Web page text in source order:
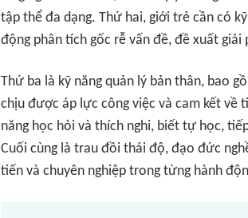
tập thể đa dạng. Thứ hai, giới trẻ cần có
động phân tích gốc rễ vấn đề, đề xuất
Thứ ba là kỹ năng quản lý bản thân, bao
chịu được áp lực công việc và cam kết về
năng học hỏi và thích nghi, biết tự học,
Cuối cùng là trau đồi thái độ, đạo đức
tiến và chuyên nghiệp trong từng hành